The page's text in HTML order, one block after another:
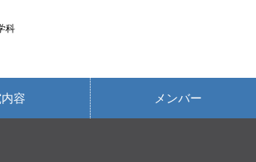
科
容 メンバー